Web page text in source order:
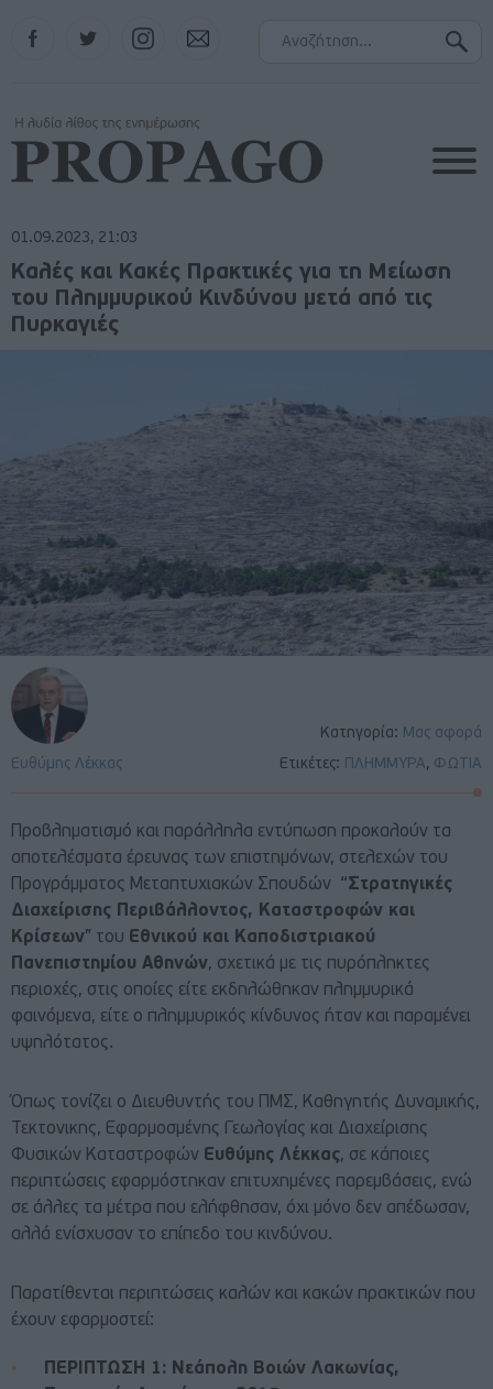
Instagram
01.09.2023, 21:03
Κατηγορία: Μας αφορά
Ετικέτες: ΠΛΗΜΜΥΡΑ, ΦΩΤΙΑ
Ευθύμης Λέκκας
Καλές και Κακές Πρακτικές για τη Μείωση
του Πλημμυρικού Κινδύνου μετά από τις
Πυρκαγιές
Προβληματισμό και παράλληλα εντύπωση προκαλούν τα
αποτελέσματα έρευνας των επιστημόνων, στελεχών του
Προγράμματος Μεταπτυχιακών Σπουδών “Στρατηγικές
Διαχείρισης Περιβάλλοντος, Καταστροφών και
Κρίσεων” του Εθνικού και Καποδιστριακού
Πανεπιστημίου Αθηνών, σχετικά με τις πυρόπληκτες
περιοχές, στις οποίες είτε εκδηλώθηκαν πλημμυρικά
φαινόμενα, είτε ο πλημμυρικός κίνδυνος ήταν και παραμένει
υψηλότατος.
Όπως τονίζει ο Διευθυντής του ΠΜΣ, Καθηγητής Δυναμικής,
Τεκτονικης, Εφαρμοσμένης Γεωλογίας και Διαχείρισης
Φυσικών Καταστροφών Ευθύμης Λέκκας, σε κάποιες
περιπτώσεις εφαρμόστηκαν επιτυχημένες παρεμβάσεις, ενώ
σε άλλες τα μέτρα που ελήφθησαν, όχι μόνο δεν απέδωσαν,
αλλά ενίσχυσαν το επίπεδο του κινδύνου.
Παρατίθενται περιπτώσεις καλών και κακών πρακτικών που
έχουν εφαρμοστεί:
ΠΕΡΙΠΤΩΣΗ 1: Νεάπολη Βοιών Λακωνίας,